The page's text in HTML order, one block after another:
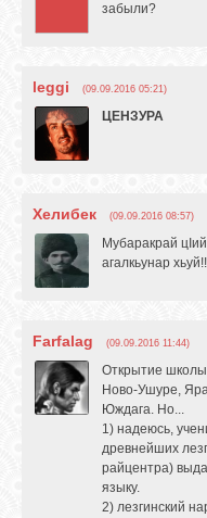
забыли?
leggi (09.09.2016 05:21)
ЦЕНЗУРА
Хелибек (09.09.2016 08:57)
Мубаракрай
агалкьунар
Farfalag (09.09.2016 11:44)
Открытие
Ново-Ушуре,
Юждага. Но...
1) надеюсь,
древнейших
райцентра)
языку.
2) лезгинский